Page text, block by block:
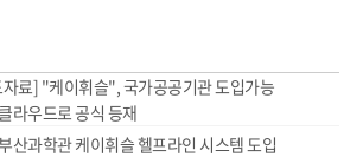
료] "케이휘슬", 국가공공기관 도입가능
라우드로 공식 등재
산과학관 케이휘슬 헬프라인 시스템 도입